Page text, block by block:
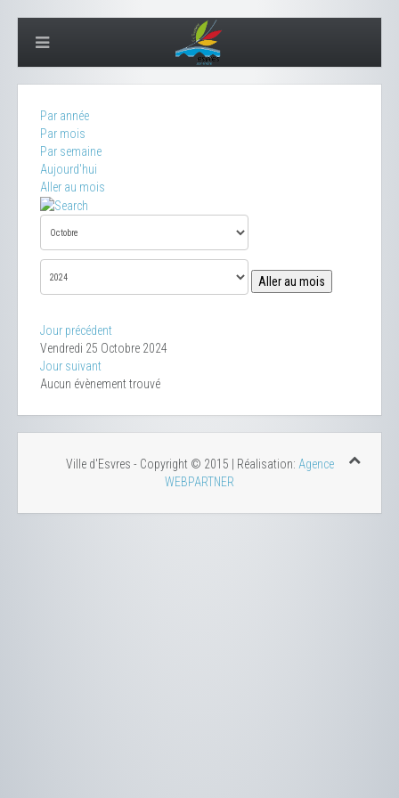
Par année
Par mois
Par semaine
Aujourd'hui
Aller au mois
Aller au mois
Jour précédent
Vendredi 25 Octobre 2024
Jour suivant
Aucun évènement trouvé
Ville d'Esvres - Copyright © 2015 | Réalisation: Agence
WEBPARTNER